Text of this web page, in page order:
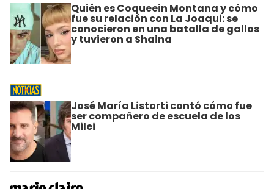
Quién es Coqueein Montana y cómo
fue su relación con La Joaqui: se
conocieron en una batalla de gallos
y tuvieron a Shaina
José María Listorti contó cómo fue
ser compañero de escuela de los
Milei